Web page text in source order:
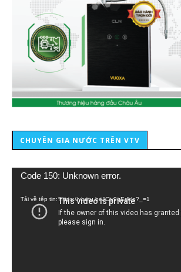
CHUYÊN GIA NƯỚC TRÊN VTV
Trình
Code 150: Unknown error.
Tải về tệp tin: https://youtu.be/lCiy9qEdklo?_=1